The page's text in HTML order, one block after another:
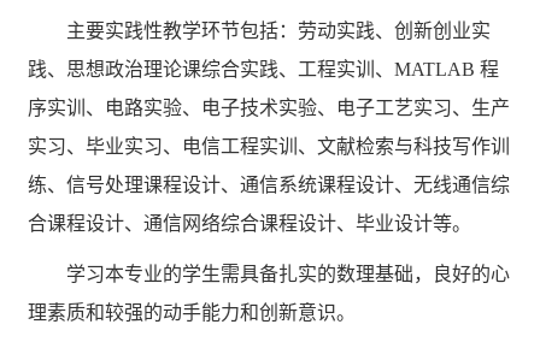
主要实践性教学环节包括：劳动实践、创新创业实
践、思想政治理论课综合实践、工程实训、MATLAB 程
序实训、电路实验、电子技术实验、电子工艺实习、生产
实习、毕业实习、电信工程实训、文献检索与科技写作训
练、信号处理课程设计、通信系统课程设计、无线通信综
合课程设计、通信网络综合课程设计、毕业设计等。
学习本专业的学生需具备扎实的数理基础，良好的心
理素质和较强的动手能力和创新意识。